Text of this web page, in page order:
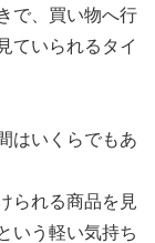
で、買い物へ行
ていられるタイ
はいくらでもあ
られる商品を見
いう軽い気持ち